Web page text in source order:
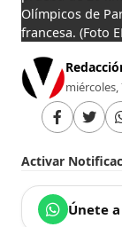
Olímpicos de
francesa.(Foto
miércoles,
Activar
Únete